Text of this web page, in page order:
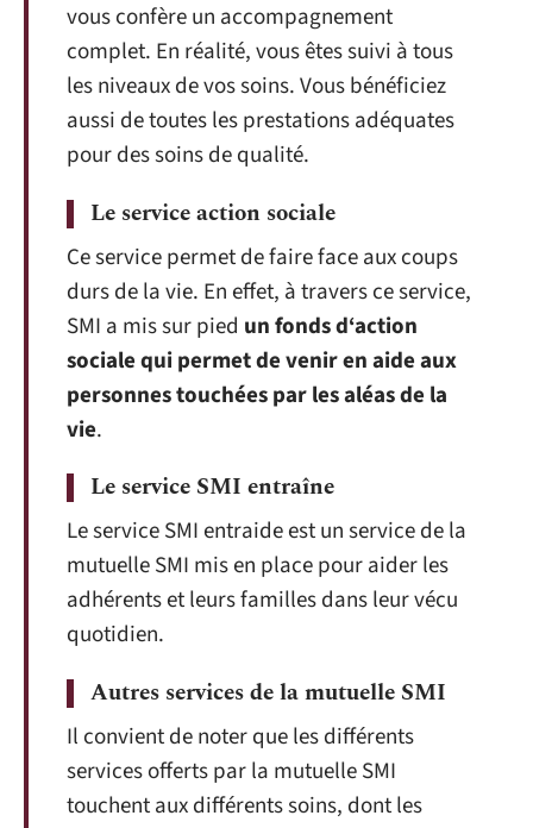
vous confère un accompagnement
complet. En réalité, vous êtes suivi à tous
les niveaux de vos soins. Vous bénéficiez
aussi de toutes les prestations adéquates
pour des soins de qualité.
Le service action sociale
Ce service permet de faire face aux coups
durs de la vie. En effet, à travers ce service,
SMI a mis sur pied un fonds d‘action
sociale qui permet de venir en aide aux
personnes touchées par les aléas de la
vie.
Le service SMI entraîne
Le service SMI entraide est un service de la
mutuelle SMI mis en place pour aider les
adhérents et leurs familles dans leur vécu
quotidien.
Autres services de la mutuelle SMI
Il convient de noter que les différents
services offerts par la mutuelle SMI
touchent aux différents soins, dont les